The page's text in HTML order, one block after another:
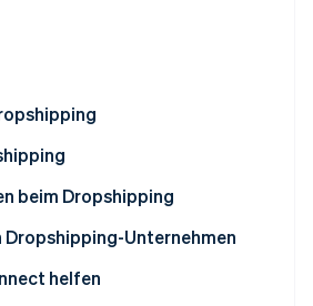
beim Dropshipping
Dropshipping-Unternehmen
für Produkte
helfen